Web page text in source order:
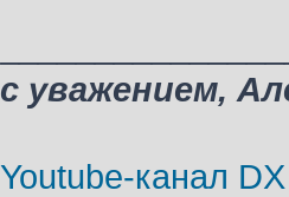
с уважением,
Youtube-канал